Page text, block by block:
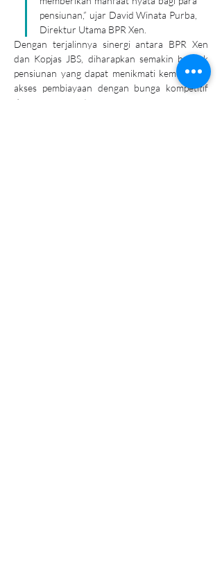
pensiunan,” ujar David Winata Purba,
Direktur Utama BPR Xen.
Dengan terjalinnya sinergi antara BPR Xen
dan Kopjas JBS, diharapkan semakin banyak
pensiunan yang dapat menikmati kemudahan
akses pembiayaan dengan bunga kompetitif
dan proses yang transparan.